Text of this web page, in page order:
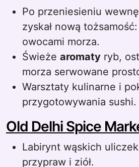
Po przeniesieniu
zyskał nową
owocami morza.
Świeże aromaty ryb,
morza serwowane
Warsztaty kulinarne i
przygotowywania sushi.
Old Delhi Spice
Labirynt wąskich uliczek
przypraw i ziół.